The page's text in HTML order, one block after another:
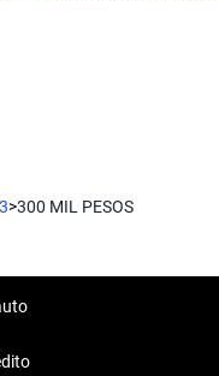
diversas
>300 MIL PESOS